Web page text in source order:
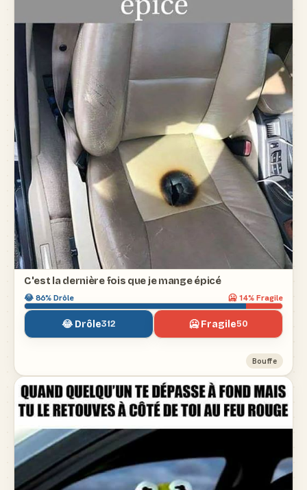
C'est la dernière fois que je mange épicé
😂86% Drôle 🥶14% Fragile
😂 Drôle312 🥶 Fragile50
Bouffe